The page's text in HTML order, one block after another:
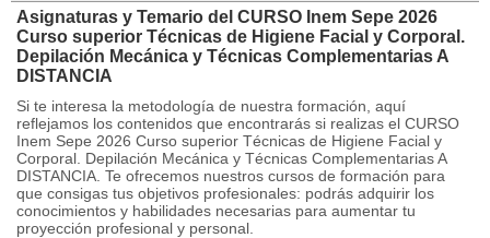
Asignaturas y Temario del CURSO Inem Sepe 2026
Curso superior Técnicas de Higiene Facial y Corporal.
Depilación Mecánica y Técnicas Complementarias A
DISTANCIA
Si te interesa la metodología de nuestra formación, aquí
reflejamos los contenidos que encontrarás si realizas el CURSO
Inem Sepe 2026 Curso superior Técnicas de Higiene Facial y
Corporal. Depilación Mecánica y Técnicas Complementarias A
DISTANCIA. Te ofrecemos nuestros cursos de formación para
que consigas tus objetivos profesionales: podrás adquirir los
conocimientos y habilidades necesarias para aumentar tu
proyección profesional y personal.